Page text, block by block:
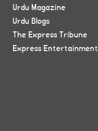
Urdu Magazine
Urdu Blogs
The Express Tribune
Express Entertainment